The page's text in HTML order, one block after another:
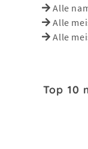
Alle
Alle
Alle
Top 10